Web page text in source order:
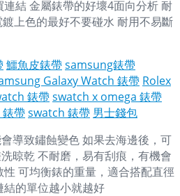
結 金屬錶帶的好壞4面向分析 耐
上色的最好不要碰水 耐用不易斷
鱷魚皮錶帶samsung錶帶
Galaxy Watch 錶帶 Rolex
錶帶swatch x omega 錶帶
帶swatch 錶帶 男士錢包
導致鏽蝕變色 如果去海邊後，可
晾乾 不耐磨，易有刮痕，有機會
可均衡錶的重量，適合搭配直徑
的單位越小就越好